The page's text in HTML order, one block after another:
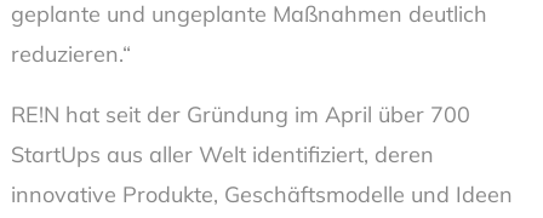
geplante und ungeplante Maßnahmen deutlich
reduzieren.“
RE!N hat seit der Gründung im April über 700
StartUps aus aller Welt identifiziert, deren
innovative Produkte, Geschäftsmodelle und Ideen